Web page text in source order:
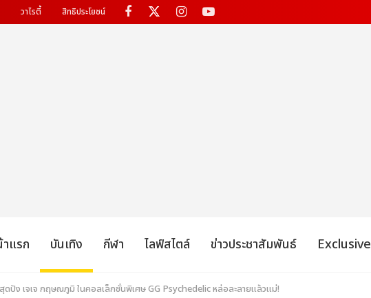
วาไรตี้ สิทธิประโยชน์
แรก บันเทิง กีฬา ไลฟ์สไตล์ ข่าวประชาสัมพันธ์ Exclusive
ปัง เจเจ กฤษณภูมิ ในคอลเล็กชั่นพิเศษ GG Psychedelic หล่อละลายแล้วแม่!